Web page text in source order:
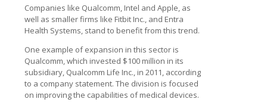
Companies like Qualcomm, Intel and Apple, as
well as smaller firms like Fitbit Inc., and Entra
Health Systems, stand to benefit from this trend.
One example of expansion in this sector is
Qualcomm, which invested $100 million in its
subsidiary, Qualcomm Life Inc., in 2011, according
to a company statement. The division is focused
on improving the capabilities of medical devices.